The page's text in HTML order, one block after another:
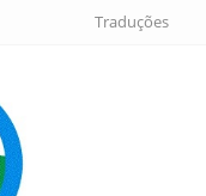
Traduções